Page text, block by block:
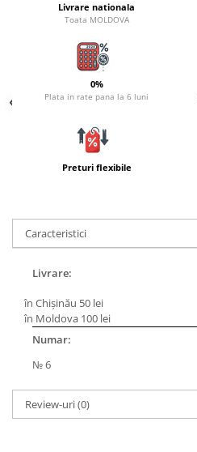
Lansete la rapitor
Carlige la rapitor
Greutati la rapitor
Accesorii rapitor
Monturi rapitor
Nada si momeala
Nada
Pelete
Wafters
Pop-up
Seminte si mix de seminte
Aditivi, arome, dipuri
Pescuit la copca
Livrare nationala
Toata MOLDOVA
0%
Plata in rate pana la 6 luni
Preturi flexibile
Caracteristici
Livrare:
în Chișinău 50 lei
în Moldova 100 lei
Numar:
№ 6
Review-uri(0)